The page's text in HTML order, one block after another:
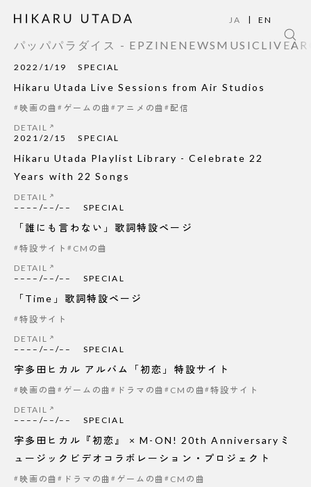
パッパパラダイス - EP ZINE NEWS MUSIC LIVE
JA | EN
2022/1/19 SPECIAL
Hikaru Utada Live Sessions from Air Studios
映画の曲 ゲームの曲 アニメの曲 配信
DETAIL
2021/2/15
SPECIAL
Hikaru Utada Playlist Library - Celebrate 22
Years with 22 Songs
DETAIL
––––/––/––
SPECIAL
「誰にも言わない」歌詞特設ページ
特設サイト
CMの曲
DETAIL
––––/––/––
SPECIAL
「Time」歌詞特設ページ
特設サイト
DETAIL
––––/––/––
SPECIAL
宇多田ヒカル アルバム「初恋」特設サイト
映画の曲 ゲームの曲 ドラマの曲 CMの曲 特設サイト
DETAIL
––––/––/––
SPECIAL
宇多田ヒカル『初恋』 × M-ON! 20th Anniversaryミ
ュージックビデオコラボレーション・プロジェクト
映画の曲 ドラマの曲 ゲームの曲 CMの曲